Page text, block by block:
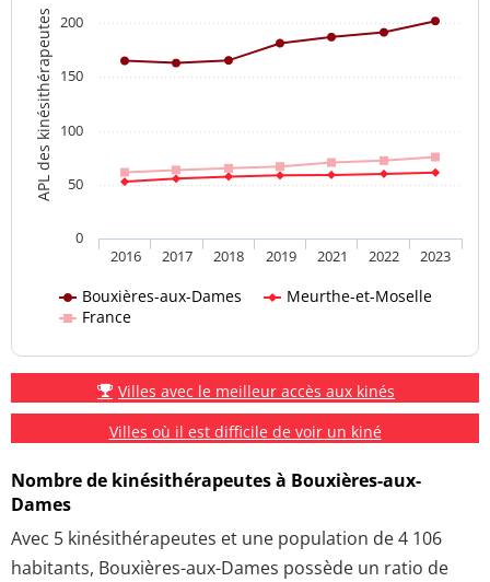
APL des kinésithérapeutes
Bouxières-aux-Dames
Meurthe-et-Moselle
France
2016 2017 2018 2019 2021 2022 2023
0
50
100
150
200
Villes avec le meilleur accès aux kinés
Villes où il est difficile de voir un kiné
Nombre de kinésithérapeutes à Bouxières-aux-
Dames
Avec 5 kinésithérapeutes et une population de 4 106
habitants, Bouxières-aux-Dames possède un ratio de